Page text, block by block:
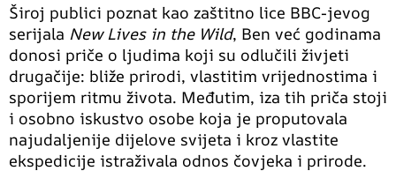
Široj publici poznat kao zaštitno lice BBC-jevog
serijala New Lives in the Wild, Ben već godinama
donosi priče o ljudima koji su odlučili živjeti
drugačije: bliže prirodi, vlastitim vrijednostima i
sporijem ritmu života. Međutim, iza tih priča stoji
i osobno iskustvo osobe koja je proputovala
najudaljenije dijelove svijeta i kroz vlastite
ekspedicije istraživala odnos čovjeka i prirode.